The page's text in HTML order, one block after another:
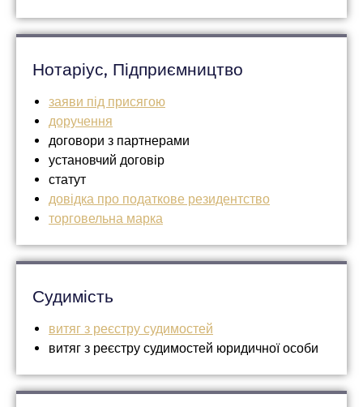
Нотаріус, Підприємництво
заяви під присягою
доручення
договори з партнерами
установчий договір
статут
довідка про податкове резидентство
торговельна марка
Судимість
витяг з реєстру судимостей
витяг з реєстру судимостей юридичної особи